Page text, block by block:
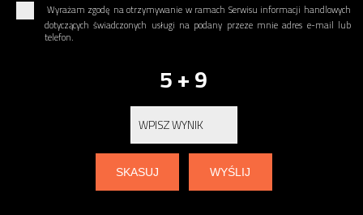
Wyrażam zgodę na otrzymywanie w ramach Serwisu informacji handlowych
dotyczących świadczonych usługi na podany przeze mnie adres e-mail lub
telefon.
5 + 9